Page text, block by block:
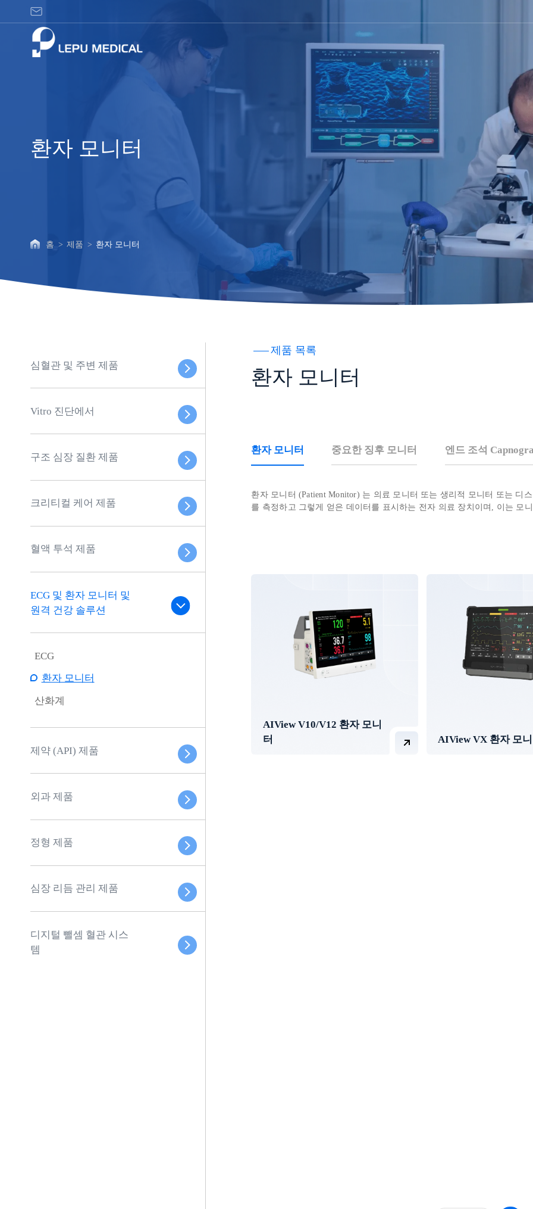
자
환자 모니터
홈 > 제품 > 환자 모니터
심혈관 및 주변 제품
Vitro 진단에서
구조 심장 질환 제품
크리티컬 케어 제품
혈액 투석 제품
ECG 및 환자 모니터 및
원격 건강 솔루션
ECG
환자 모니터
산화계
제약 (API) 제품
외과 제품
정형 제품
심장 리듬 관리 제품
디지털 뺄셈 혈관 시스
템
제품 목록
환자 모니터
환자 모니터 중요한 징후 모니터 엔드 조석
환자 모니터 (Patient Monitor) 는 의료 모니터 또는 생리적 모니터 또는 디
를 측정하고 그렇게 얻은 데이터를 표시하는 전자 의료 장치이며, 이는 모
AIView V10/V12 환자 모니
터
AIView VX 환자 모